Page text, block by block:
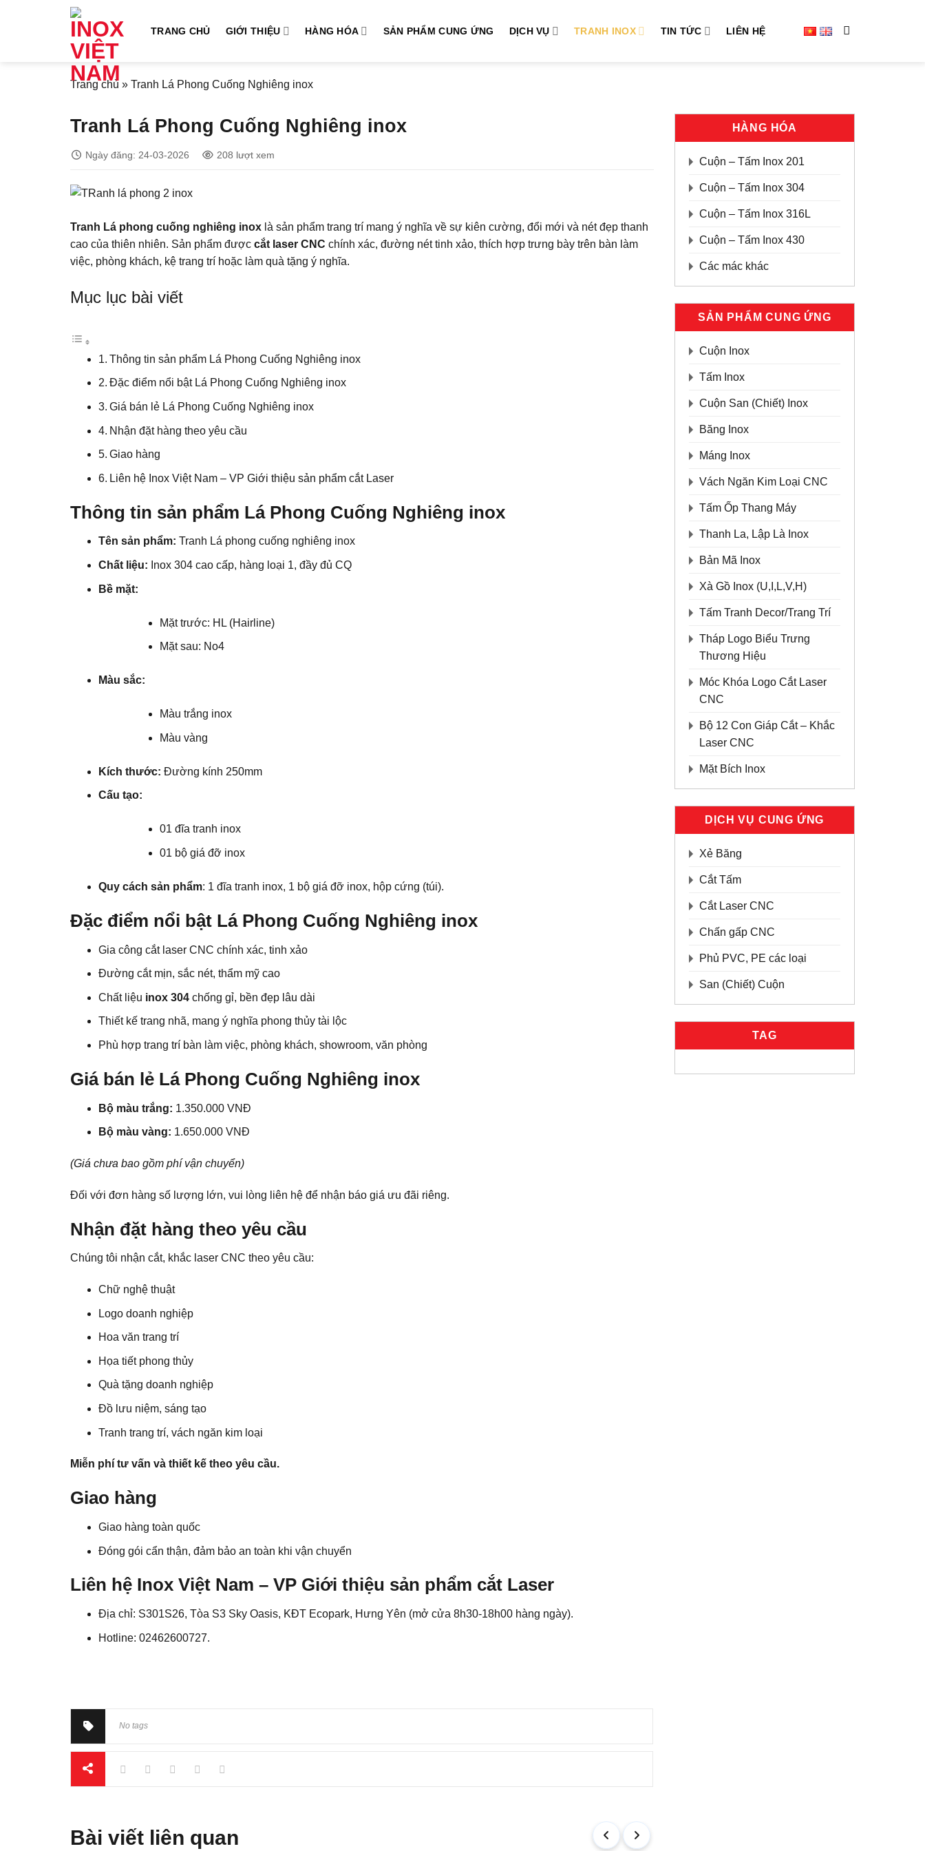
TRANG CHỦ GIỚI THIỆU HÀNG HÓA SẢN PHẨM CUNG ỨNG DỊCH VỤ TRANH INOX TIN TỨC LIÊN HỆ
Trang chủ » Tranh Lá Phong Cuống Nghiêng inox
Tranh Lá Phong Cuống Nghiêng inox
Ngày đăng: 24-03-2026 208 lượt xem
Tranh Lá phong cuống nghiêng inox là sản phẩm trang trí mang ý nghĩa về sự kiên cường, đổi mới và nét đẹp thanh
cao của thiên nhiên. Sản phẩm được cắt laser CNC chính xác, đường nét tinh xảo, thích hợp trưng bày trên bàn làm
việc, phòng khách, kệ trang trí hoặc làm quà tặng ý nghĩa.
Mục lục bài viết
Thông tin sản phẩm Lá Phong Cuống Nghiêng inox
Đặc điểm nổi bật Lá Phong Cuống Nghiêng inox
Giá bán lẻ Lá Phong Cuống Nghiêng inox
Nhận đặt hàng theo yêu cầu
Giao hàng
Liên hệ Inox Việt Nam – VP Giới thiệu sản phẩm cắt Laser
Thông tin sản phẩm Lá Phong Cuống Nghiêng inox
Tên sản phẩm: Tranh Lá phong cuống nghiêng inox
Chất liệu: Inox 304 cao cấp, hàng loại 1, đầy đủ CQ
Bề mặt:
Mặt trước: HL (Hairline)
Mặt sau: No4
Màu sắc:
Màu trắng inox
Màu vàng
Kích thước: Đường kính 250mm
Cấu tạo:
01 đĩa tranh inox
01 bộ giá đỡ inox
Quy cách sản phẩm: 1 đĩa tranh inox, 1 bộ giá đỡ inox, hộp cứng (túi).
Đặc điểm nổi bật Lá Phong Cuống Nghiêng inox
Gia công cắt laser CNC chính xác, tinh xảo
Đường cắt mịn, sắc nét, thẩm mỹ cao
Chất liệu inox 304chống gỉ, bền đẹp lâu dài
Thiết kế trang nhã, mang ý nghĩa phong thủy tài lộc
Phù hợp trang trí bàn làm việc, phòng khách, showroom, văn phòng
Giá bán lẻ Lá Phong Cuống Nghiêng inox
Bộ màu trắng: 1.350.000 VNĐ
Bộ màu vàng: 1.650.000 VNĐ
(Giá chưa bao gồm phí vận chuyển)
Đối với đơn hàng số lượng lớn, vui lòng liên hệ để nhận báo giá ưu đãi riêng.
Nhận đặt hàng theo yêu cầu
Chúng tôi nhận cắt, khắc laser CNC theo yêu cầu:
Chữ nghệ thuật
Logo doanh nghiệp
Hoa văn trang trí
Họa tiết phong thủy
Quà tặng doanh nghiệp
Đồ lưu niệm, sáng tạo
Tranh trang trí, vách ngăn kim loại
Miễn phí tư vấn và thiết kế theo yêu cầu.
Giao hàng
Giao hàng toàn quốc
Đóng gói cẩn thận, đảm bảo an toàn khi vận chuyển
Liên hệ Inox Việt Nam – VP Giới thiệu sản phẩm cắt Laser
Địa chỉ: S301S26, Tòa S3 Sky Oasis, KĐT Ecopark, Hưng Yên (mở cửa 8h30-18h00 hàng ngày).
Hotline: 02462600727.
No tags
Bài viết liên quan
HÀNG HÓA
Cuộn – Tấm Inox 201
Cuộn – Tấm Inox 304
Cuộn – Tấm Inox 316L
Cuộn – Tấm Inox 430
Các mác khác
SẢN PHẨM CUNG ỨNG
Cuộn Inox
Tấm Inox
Cuộn San (Chiết) Inox
Băng Inox
Máng Inox
Vách Ngăn Kim Loại CNC
Tấm Ốp Thang Máy
Thanh La, Lập Là Inox
Bản Mã Inox
Xà Gồ Inox (U,I,L,V,H)
Tấm Tranh Decor/Trang Trí
Tháp Logo Biểu Trưng
Thương Hiệu
Móc Khóa Logo Cắt Laser
CNC
Bộ 12 Con Giáp Cắt – Khắc
Laser CNC
Mặt Bích Inox
DỊCH VỤ CUNG ỨNG
Xẻ Băng
Cắt Tấm
Cắt Laser CNC
Chấn gấp CNC
Phủ PVC, PE các loại
San (Chiết) Cuộn
TAG